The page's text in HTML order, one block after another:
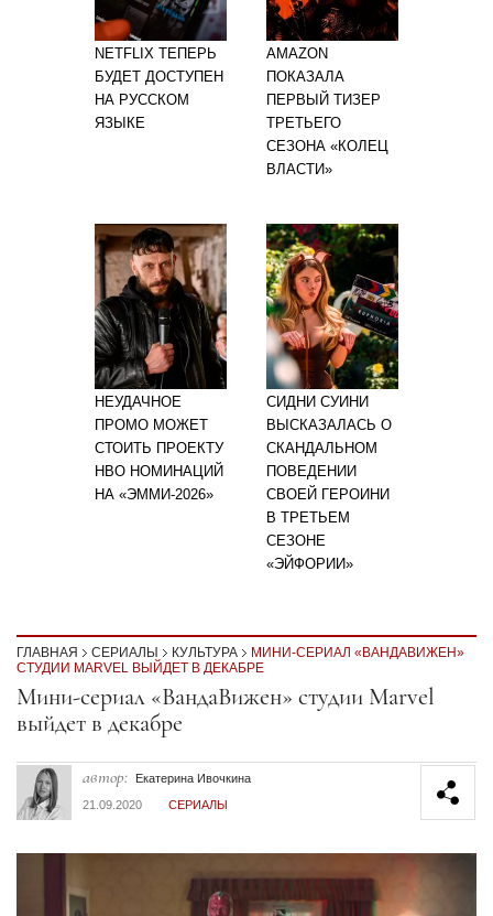
NETFLIX ТЕПЕРЬ
БУДЕТ ДОСТУПЕН
НА РУССКОМ
ЯЗЫКЕ
AMAZON
ПОКАЗАЛА
ПЕРВЫЙ ТИЗЕР
ТРЕТЬЕГО
СЕЗОНА «КОЛЕЦ
ВЛАСТИ»
НЕУДАЧНОЕ
ПРОМО МОЖЕТ
СТОИТЬ ПРОЕКТУ
HBO НОМИНАЦИЙ
НА «ЭММИ-2026»
СИДНИ СУИНИ
ВЫСКАЗАЛАСЬ О
СКАНДАЛЬНОМ
ПОВЕДЕНИИ
СВОЕЙ ГЕРОИНИ
В ТРЕТЬЕМ
СЕЗОНЕ
«ЭЙФОРИИ»
ГЛАВНАЯ СЕРИАЛЫ КУЛЬТУРА
МИНИ-СЕРИАЛ «ВАНДАВИЖЕН»
СТУДИИ MARVEL ВЫЙДЕТ В ДЕКАБРЕ
Секция статей
Мини-сериал «ВандаВижен» студии Marvel
выйдет в декабре
автор:
Екатерина Ивочкина
21.09.2020
СЕРИАЛЫ